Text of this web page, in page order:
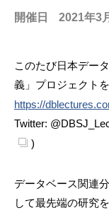
開催日 2021年3
このたび日本デー
義」プロジェクト
https://
Twitter:
)
データベース関連
して最先端の研究